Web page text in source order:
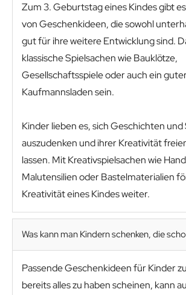
Zum 3. Geburtstag eines Kindes gibt
von Geschenkideen, die sowohl
gut für ihre weitere Entwicklung sind.
klassische Spielsachen wie Bauklötze,
Gesellschaftsspiele oder auch ein
Kaufmannsladen sein.
Kinder lieben es, sich Geschichten und
auszudenken und ihrer Kreativität
lassen. Mit Kreativspielsachen wie
Malutensilien oder Bastelmaterialien
Kreativität eines Kindes weiter.
Was kann man Kindern schenken, die
Passende Geschenkideen für Kinder
bereits alles zu haben scheinen, kann